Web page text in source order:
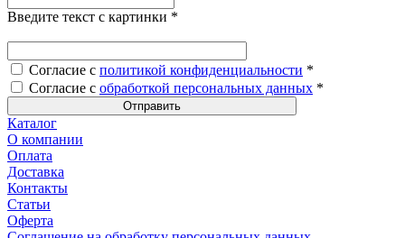
Введите текст с картинки *
Согласие с политикой конфиденциальности *
Согласие с обработкой персональных данных *
Каталог
О компании
Оплата
Доставка
Контакты
Статьи
Оферта